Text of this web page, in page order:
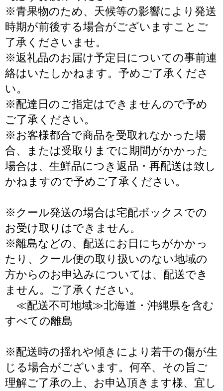
※青果物のため、天候等の影響により発送
時期が前後する場合がございますことご
了承くださいませ。
※返礼品のお届け予定日についての事前連
絡はいたしかねます。予めご了承くださ
い。
※配達日のご指定はできませんので予め
ご了承ください。
※お客様都合で商品を受取れなかった場
合、または受取りまでに期間がかかった
場合は、生鮮品につき返品・再配送は致し
かねますので予めご了承ください。
※クール発送の場合は宅配ボックスでの
お受け取りはできません。
※離島などの、配送にお日にちがかかっ
たり、クール便の取り扱いのない地域の
方からのお申込みについては、配送でき
ません。ご了承ください。
≪配送不可地域≫北海道・沖縄県を含む
すべての離島
※配送時の揺れや傾きにより若干の傷が生
じる場合がございます。何卒、その旨ご
理解ご了承の上、お申込頂きます様、宜し